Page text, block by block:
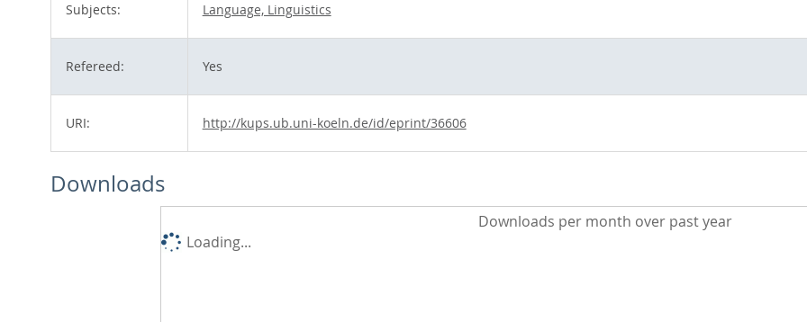
Subjects: Language, Linguistics
Refereed: Yes
URI: http://kups.ub.uni-koeln.de/id/eprint/36606
Downloads
Downloads per month over past year
Loading...